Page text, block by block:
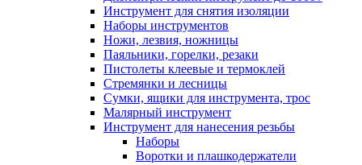
Инструмент для снятия изоляции
Наборы инструментов
Ножи, лезвия, ножницы
Паяльники, горелки, резаки
Пистолеты клеевые и термоклей
Стремянки и лесницы
Сумки, ящики для инструмента, трос
Малярный инструмент
Инструмент для нанесения резьбы
Наборы
Воротки и плашкодержатели